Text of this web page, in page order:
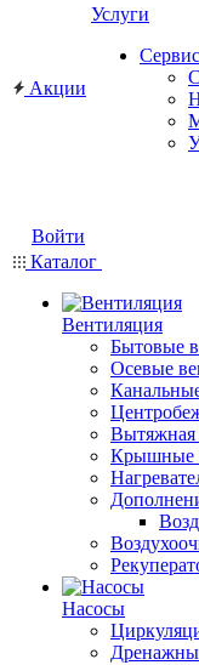
Акции
Услуги
Войти
Каталог
Вентиляция
Бытовые
Осевые
Вытяжная
Крышные
Насосы